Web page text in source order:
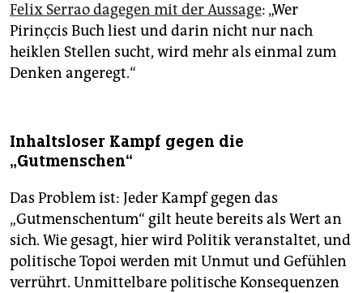
Felix Serrao dagegen mit der Aussage: „Wer
Pirinçcis Buch liest und darin nicht nur nach
heiklen Stellen sucht, wird mehr als einmal zum
Denken angeregt.“
Inhaltsloser Kampf gegen die
„Gutmenschen“
Das Problem ist: Jeder Kampf gegen das
„Gutmenschentum“ gilt heute bereits als Wert an
sich. Wie gesagt, hier wird Politik veranstaltet, und
politische Topoi werden mit Unmut und Gefühlen
verrührt. Unmittelbare politische Konsequenzen